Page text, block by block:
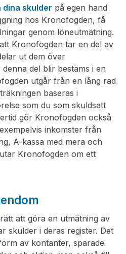
dina skulder på egen hand
hos Kronofogden, få
genom löneutmätning.
Kronofogden tar en del av
ut dem över
del blir bestäms i en
utgår från en lång rad
baseras i
som du som skuldsatt
gör Kronofogden också
inkomster från
A-kassa med mera och
Kronofogden om ett
att göra en utmätning av
skulder i deras register. Det
av kontanter, sparade